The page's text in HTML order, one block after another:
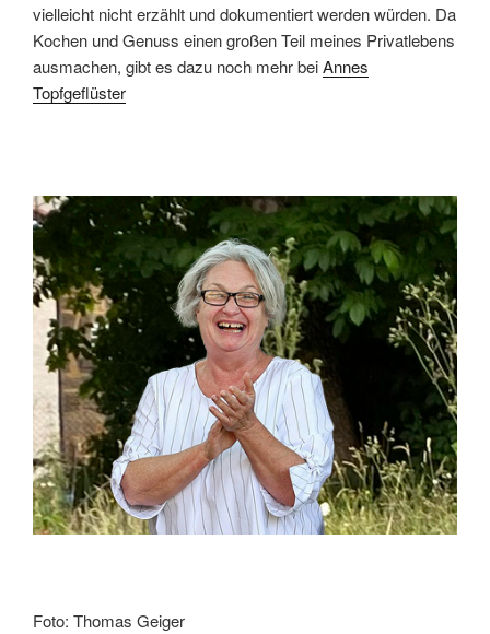
vielleicht nicht erzählt und dokumentiert werden würden. Da
Kochen und Genuss einen großen Teil meines Privatlebens
ausmachen, gibt es dazu noch mehr beiAnnes
Topfgeflüster
Foto: Thomas Geiger